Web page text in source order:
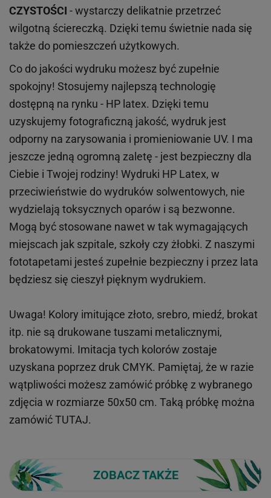
CZYSTOŚCI - wystarczy delikatnie przetrzeć
wilgotną ściereczką. Dzięki temu świetnie nada się
także do pomieszczeń użytkowych.
Co do jakości wydruku możesz być zupełnie
spokojny! Stosujemy najlepszą technologię
dostępną na rynku - HP latex. Dzięki temu
uzyskujemy fotograficzną jakość, wydruk jest
odporny na zarysowania i promieniowanie UV. I ma
jeszcze jedną ogromną zaletę - jest bezpieczny dla
Ciebie i Twojej rodziny! Wydruki HP Latex, w
przeciwieństwie do wydruków solwentowych, nie
wydzielają toksycznych oparów i są bezwonne.
Mogą być stosowane nawet w tak wymagających
miejscach jak szpitale, szkoły czy żłobki. Z naszymi
fototapetami jesteś zupełnie bezpieczny i przez lata
będziesz się cieszył pięknym wydrukiem.
Uwaga! Kolory imitujące złoto, srebro, miedź, brokat
itp. nie są drukowane tuszami metalicznymi,
brokatowymi. Imitacja tych kolorów zostaje
uzyskana poprzez druk CMYK. Pamiętaj, że w razie
wątpliwości możesz zamówić próbkę z wybranego
zdjęcia w rozmiarze 50x50 cm. Taką próbkę można
zamówićTUTAJ.
ZOBACZ TAKŻE